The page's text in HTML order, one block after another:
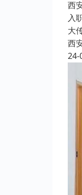
西
入
大
西
24-